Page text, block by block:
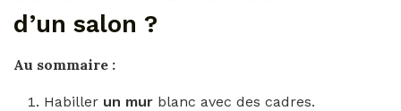
d’un salon ?
Au sommaire :
Habiller un mur blanc avec des cadres.